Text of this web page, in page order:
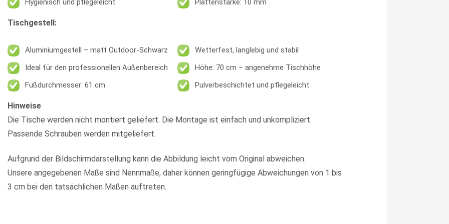
Hygienisch und pflegeleicht Plattenstärke: 10 mm
Tischgestell:
Aluminiumgestell – matt Outdoor-Schwarz
Wetterfest, langlebig und stabil
Ideal für den professionellen Außenbereich
Höhe: 70 cm – angenehme Tischhöhe
Fußdurchmesser: 61 cm
Pulverbeschichtet und pflegeleicht
Hinweise
Die Tische werden nicht montiert geliefert. Die Montage ist einfach und unkompliziert.
Passende Schrauben werden mitgeliefert.
Aufgrund der Bildschirmdarstellung kann die Abbildung leicht vom Original abweichen.
Unsere angegebenen Maße sind Nennmaße, daher können geringfügige Abweichungen von 1 bis
3 cm bei den tatsächlichen Maßen auftreten.